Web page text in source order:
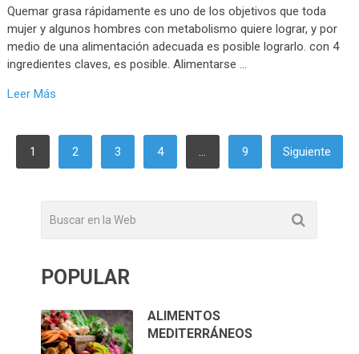
Quemar grasa rápidamente es uno de los objetivos que toda
mujer y algunos hombres con metabolismo quiere lograr, y por
medio de una alimentación adecuada es posible lograrlo. con 4
ingredientes claves, es posible. Alimentarse …
Leer Más
PAGINACIÓN
DE
1 2 3 4 … 9 Siguiente
POPULAR
ALIMENTOS
MEDITERRÁNEOS